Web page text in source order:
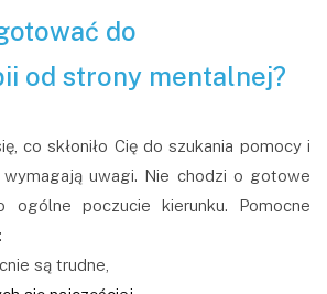
do
od strony mentalnej?
co skłoniło Cię do szukania pomocy i
uwagi. Nie chodzi o gotowe
ogólne poczucie kierunku. Pomocne
są trudne,